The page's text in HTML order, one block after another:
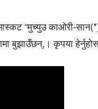
“मुच्युउ काओरी-
बुझाउँछन्,। कृपया